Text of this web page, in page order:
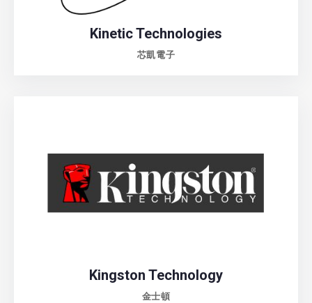
Kinetic Technologies
芯凱電子
Kingston Technology
金士頓